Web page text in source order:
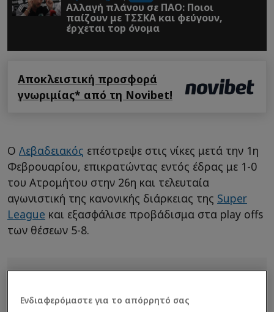
Αλλαγή πλάνου σε ΠΑΟ: Ποιοι
παίζουν με ΤΣΣΚΑ και φεύγουν,
έρχεται τοp όνομα
Αποκλειστική προσφορά
γνωριμίας* από τη Novibet!
Ο Λεβαδειακός επέστρεψε στις νίκες μετά την 1η
Φεβρουαρίου, επικρατώντας εντός έδρας με 1-0
του Ατρομήτου στην 26η και τελευταία
αγωνιστική της κανονικής διάρκειας της Super
League και εξασφάλισε προβάδισμα στα play offs
των θέσεων 5-8.
Ενδιαφερόμαστε για το απόρρητό σας